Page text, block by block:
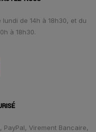
de 14h à 18h30, et du
à 18h30.
Virement Bancaire,